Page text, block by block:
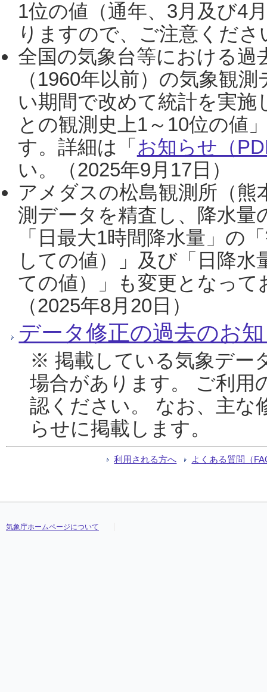
1位の値（通年、3月及び4
りますので、ご注意くだ
全国の気象台等における過
（1960年以前）の気象観
い期間で改めて統計を実
との観測史上1～10位の値
す。詳細は「 お知らせ（
い。（2025年9月17日）
アメダスの松島観測所（熊
測データを精査し、降水
「日最大1時間降水量」の
しての値）」及び「日降
ての値）」も変更となっ
（2025年8月20日）
データ修正の過去のお
※ 掲載している気象デー
場合があります。 ご利用
認ください。 なお、主な
らせに掲載します。
利用される方へ よくある質問（
気象庁ホームページについて